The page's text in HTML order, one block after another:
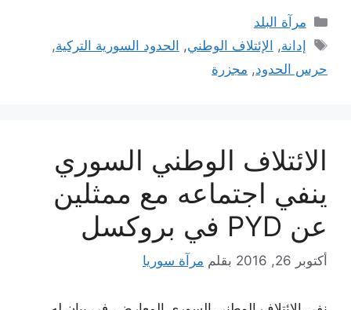
التصنيفات
مرآة البلد
الوسوم
إدانة, الإئتلاف الوطني, الحدود السورية التركية,
حرس الحدود, مجزرة
الائتلاف الوطني السوري
ينفي اجتماعه مع ممثلين
عن PYD في بروكسل
أكتوبر 26, 2016 بقلم مرآة سوريا